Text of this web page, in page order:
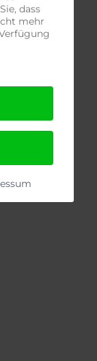
dass
mehr